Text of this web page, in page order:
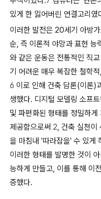
있게 한 잃어버린 연결고리였
이러한 발전은 20세기 아방
순, 즉 이론적 야망과 표현 능
와 같은 운동은 전통적인 직
기 어려운 매우 복잡한 철학
6 이로 인해 건축 담론(이론)
생했다. 디지털 모델링 소프
및 파편화된 형태를 정밀하
제공함으로써 2, 건축 실천이
을 마침내 '따라잡을' 수 있게
이러한 형태를 발명한 것이
능하게 만들고, 이를 통해 이
증했다.